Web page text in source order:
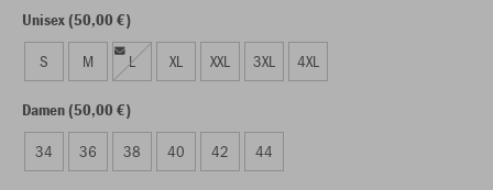
Unisex (50,00 €)
S M L XL XXL 3XL 4XL
Damen (50,00 €)
34 36 38 40 42 44